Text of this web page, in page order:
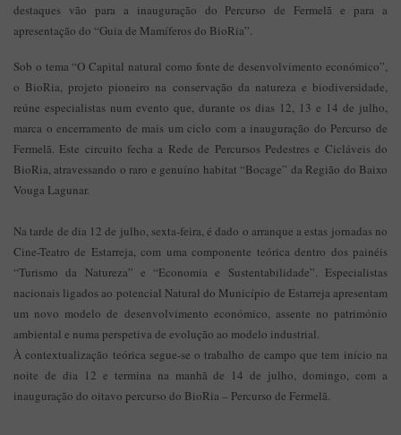
destaques vão para a inauguração do Percurso de Fermelã e para a
apresentação do “Guia de Mamíferos do BioRia”.
Sob o tema “O Capital natural como fonte de desenvolvimento económico”,
o BioRia, projeto pioneiro na conservação da natureza e biodiversidade,
reúne especialistas num evento que, durante os dias 12, 13 e 14 de julho,
marca o encerramento de mais um ciclo com a inauguração do Percurso de
Fermelã. Este circuito fecha a Rede de Percursos Pedestres e Cicláveis do
BioRia, atravessando o raro e genuíno habitat “Bocage” da Região do Baixo
Vouga Lagunar.
Na tarde de dia 12 de julho, sexta-feira, é dado o arranque a estas jornadas no
Cine-Teatro de Estarreja, com uma componente teórica dentro dos painéis
“Turismo da Natureza” e “Economia e Sustentabilidade”. Especialistas
nacionais ligados ao potencial Natural do Município de Estarreja apresentam
um novo modelo de desenvolvimento económico, assente no património
ambiental e numa perspetiva de evolução ao modelo industrial.
À contextualização teórica segue-se o trabalho de campo que tem início na
noite de dia 12 e termina na manhã de 14 de julho, domingo, com a
inauguração do oitavo percurso do BioRia – Percurso de Fermelã.